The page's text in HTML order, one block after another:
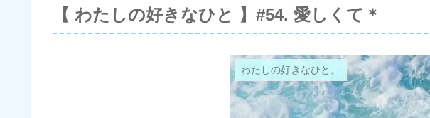
【 わたしの好きなひと 】#54. 愛しくて＊
わたしの好きなひと。